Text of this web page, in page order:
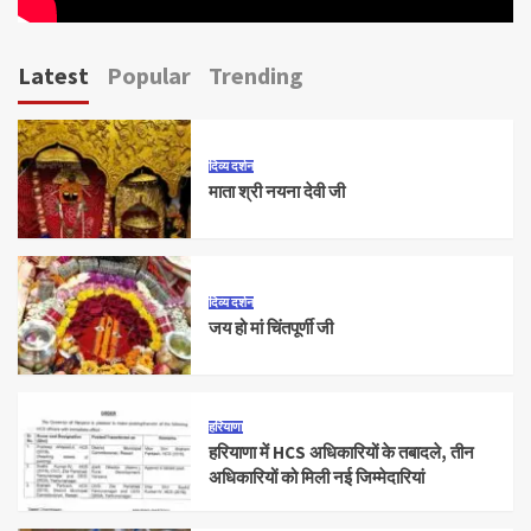
Latest Popular Trending
दिव्य दर्शन
माता श्री नयना देवी जी
दिव्य दर्शन
जय हो मां चिंतपूर्णी जी
हरियाणा
हरियाणा में HCS अधिकारियों के तबादले, तीन
अधिकारियों को मिली नई जिम्मेदारियां